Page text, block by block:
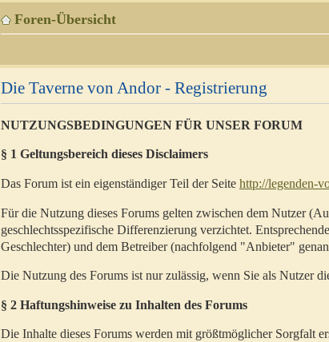
Foren-Übersicht
Die Taverne von Andor - Registrierung
NUTZUNGSBEDINGUNGEN FÜR UNSER FORUM
§ 1 Geltungsbereich dieses Disclaimers
Das Forum ist ein eigenständiger Teil der Seite http://legenden-
Für die Nutzung dieses Forums gelten zwischen dem Nutzer
geschlechtsspezifische Differenzierung verzichtet.
Geschlechter) und dem Betreiber (nachfolgend "Anbieter"
Die Nutzung des Forums ist nur zulässig, wenn Sie als Nutzer
§ 2 Haftungshinweise zu Inhalten des Forums
Die Inhalte dieses Forums werden mit größtmöglicher Sorgfalt